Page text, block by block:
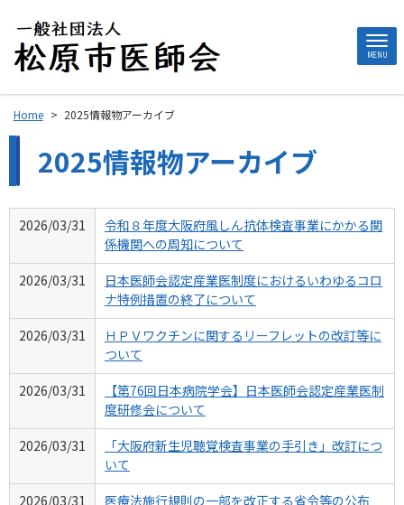
MENU
Home > 2025情報物アーカイブ
2025情報物アーカイブ
2026/03/31
令和８年度大阪府風しん抗体検査事業にかかる関
係機関への周知について
2026/03/31
日本医師会認定産業医制度におけるいわゆるコロ
ナ特例措置の終了について
2026/03/31
ＨＰＶワクチンに関するリーフレットの改訂等に
ついて
2026/03/31
【第76回日本病院学会】日本医師会認定産業医制
度研修会について
2026/03/31
「大阪府新生児聴覚検査事業の手引き」改訂につ
いて
2026/03/31
医療法施行規則の一部を改正する省令等の公布